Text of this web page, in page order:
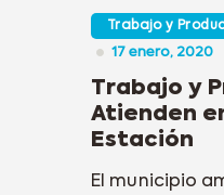
Trabajo y
17 enero, 2020
Trabajo y
Atienden
Estación
El municipio